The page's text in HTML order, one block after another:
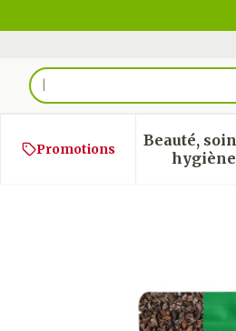
Rechercher
Promotions
Beauté,
hygiène
Purasana